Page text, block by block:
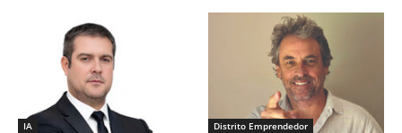
IA Distrito Emprendedor